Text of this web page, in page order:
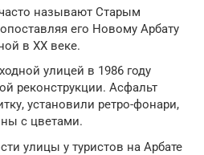
называют Старым
его Новому Арбату
в XX веке.
улицей в 1986 году
реконструкции. Асфальт
установили ретро-фонари,
с цветами.
улицы у туристов на Арбате